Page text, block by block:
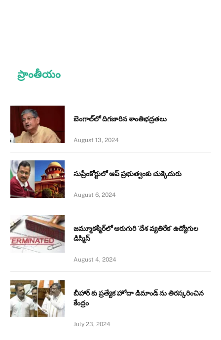
ప్రాంతీయం
బెంగాల్‌లో దిగజారిన శాంతిభద్రతలు
August 13, 2024
సుప్రీంకోర్టులో ఆప్ ప్రభుత్వంకు చుక్కెదురు
August 6, 2024
జమ్మూకశ్మీర్‌లో ఆరుగురి `దేశ వ్యతిరేక’ ఉద్యోగుల
డిస్మిస్‌
August 4, 2024
బీహార్ కు ప్రత్యేక హోదా డిమాండ్ ను తిరస్కరించిన
కేంద్రం
July 23, 2024